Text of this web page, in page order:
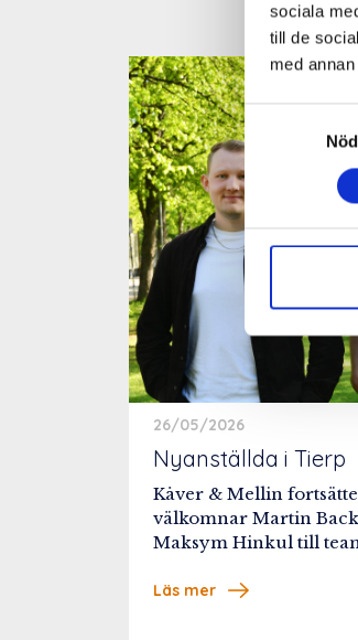
sociala
till de
med
Samtyckesval
26/05/2026
Nyanställda i Tierp
Kåver & Mellin
välkomnar Martin
Maksym Hinkul till
Läs mer